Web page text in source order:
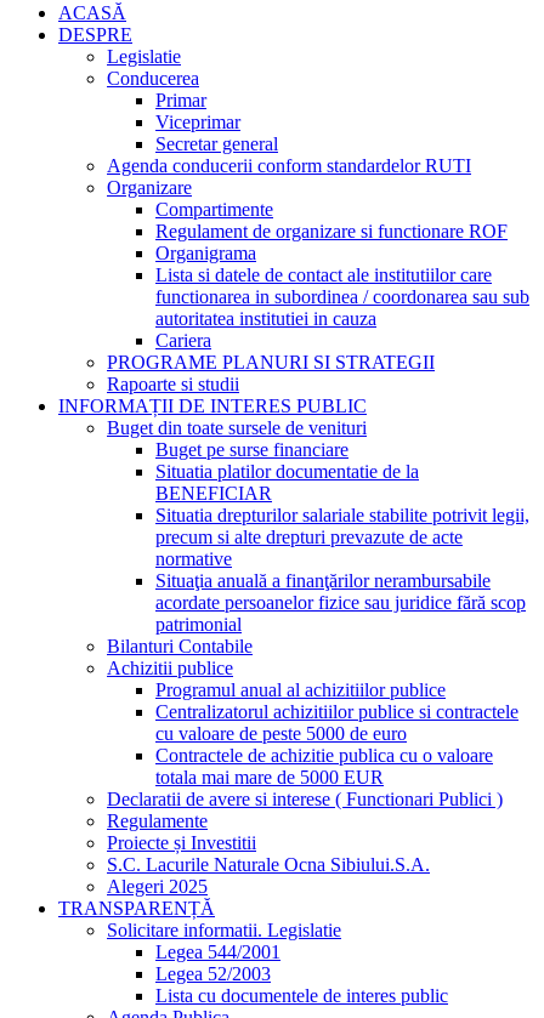
ACASĂ
DESPRE
Legislatie
Conducerea
Primar
Viceprimar
Secretar general
Agenda conducerii conform standardelor RUTI
Organizare
Compartimente
Regulament de organizare si functionare ROF
Organigrama
Lista si datele de contact ale institutiilor care
functionarea in subordinea / coordonarea sau sub
autoritatea institutiei in cauza
Cariera
PROGRAME PLANURI SI STRATEGII
Rapoarte si studii
INFORMAȚII DE INTERES PUBLIC
Buget din toate sursele de venituri
Buget pe surse financiare
Situatia platilor documentatie de la
BENEFICIAR
Situatia drepturilor salariale stabilite potrivit legii,
precum si alte drepturi prevazute de acte
normative
Situaţia anuală a finanţărilor nerambursabile
acordate persoanelor fizice sau juridice fără scop
patrimonial
Bilanturi Contabile
Achizitii publice
Programul anual al achizitiilor publice
Centralizatorul achizitiilor publice si contractele
cu valoare de peste 5000 de euro
Contractele de achizitie publica cu o valoare
totala mai mare de 5000 EUR
Declaratii de avere si interese ( Functionari Publici )
Regulamente
Proiecte și Investitii
S.C. Lacurile Naturale Ocna Sibiului.S.A.
Alegeri 2025
TRANSPARENȚĂ
Solicitare informatii. Legislatie
Legea 544/2001
Legea 52/2003
Lista cu documentele de interes public